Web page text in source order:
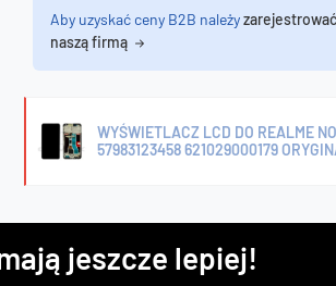
Aby uzyskać ceny B2B należy
naszą firmą
WYŚWIETLACZ LCD DO REALME
57983123458 621029000179
jeszcze lepiej!